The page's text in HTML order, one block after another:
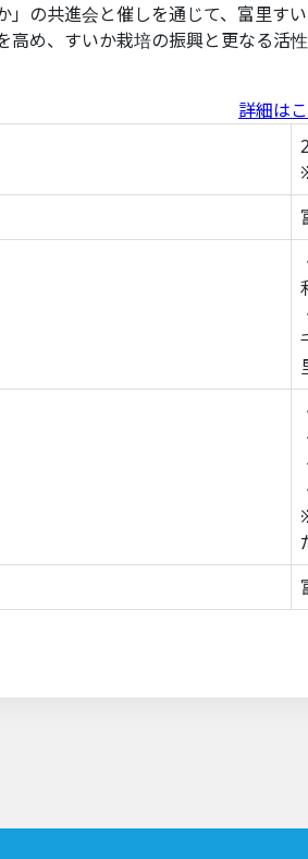
」の共進会と催しを通じて、富里す
高め、すいか栽培の振興と更なる活
詳細は